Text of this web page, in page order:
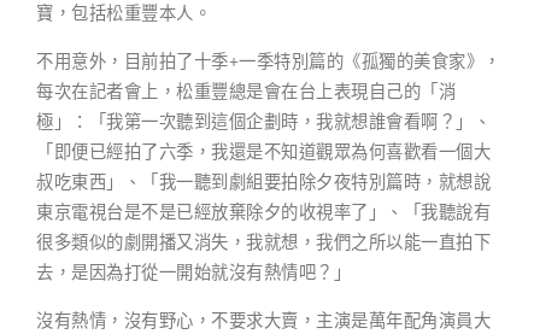
寶，包括松重豐本人。
不用意外，目前拍了十季+一季特別篇的《孤獨的美食家》，
每次在記者會上，松重豐總是會在台上表現自己的「消
極」：「我第一次聽到這個企劃時，我就想誰會看啊？」、
「即便已經拍了六季，我還是不知道觀眾為何喜歡看一個大
叔吃東西」、「我一聽到劇組要拍除夕夜特別篇時，就想說
東京電視台是不是已經放棄除夕的收視率了」、「我聽說有
很多類似的劇開播又消失，我就想，我們之所以能一直拍下
去，是因為打從一開始就沒有熱情吧？」
沒有熱情，沒有野心，不要求大賣，主演是萬年配角演員大